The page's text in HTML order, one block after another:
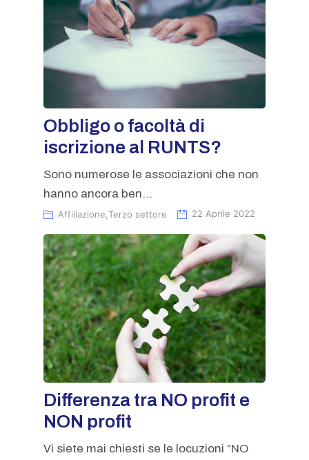
Obbligo o facoltà di
iscrizione al RUNTS?
Sono numerose le associazioni che non
hanno ancora ben...
Affiliazione Terzo settore 22 Aprile 2022
Differenza tra NO profit e
NON profit
Vi siete mai chiesti se le locuzioni “NO